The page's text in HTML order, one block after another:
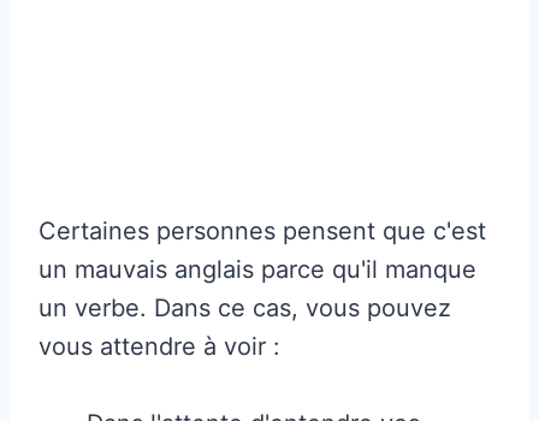
Certaines personnes pensent que c'est
un mauvais anglais parce qu'il manque
un verbe. Dans ce cas, vous pouvez
vous attendre à voir :